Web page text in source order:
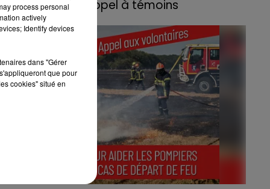
lance un appel à témoins
Le feu, parti d'une haie avant de se propager
au quartier résidentiel, avait détruit deux
habitations et contraint à l'évacuation d'une
centaine de personnes.
process personal
actively
Identify devices
dans "Gérer
que pour
cookies" situé en